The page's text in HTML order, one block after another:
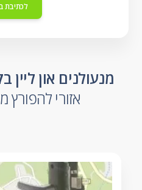
לכתיבת
מנעולנים און ליין
אזורי להפורץ